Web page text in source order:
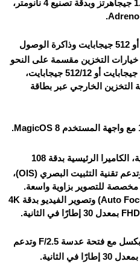
المعالج ثماني النواة بتردد 2.2 و 1.8 جيجاهرتز وبدقة تصنيع 4 نانومتر،
يأتي بذاكرة تخزين داخلية 256 أو 512 جيجابايت وذاكرة الوصول
أو 12 جيجابايت، خيارات التخزين مقسمة على النحو
،
التخزين الخارجي عبر بطاقة
الهاتف يأتي بكاميرا خلفية ثنائية، الكاميرا الرئيسية بدقة 108
ميجابكسل مع فتحة عدسة F/1.8 وتدعم تقنية التثبيت البصري (OIS)،
بدقة 5 ميجابكسل مخصصة للتصوير بزاوية واسعة.
الكاميرا تدعم التركيز التلقائي (Auto Focus) وتصوير الفيديو بدقة 4K
الكاميرا الأمامية بدقة 16 ميجابكسل مع فتحة عدسة F/2.5 وتدعم